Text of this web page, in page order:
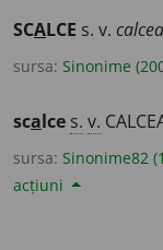
SCALCE s. v.
sursa: Sinonime
scalce s. v.
sursa: Sinonime82
acțiuni